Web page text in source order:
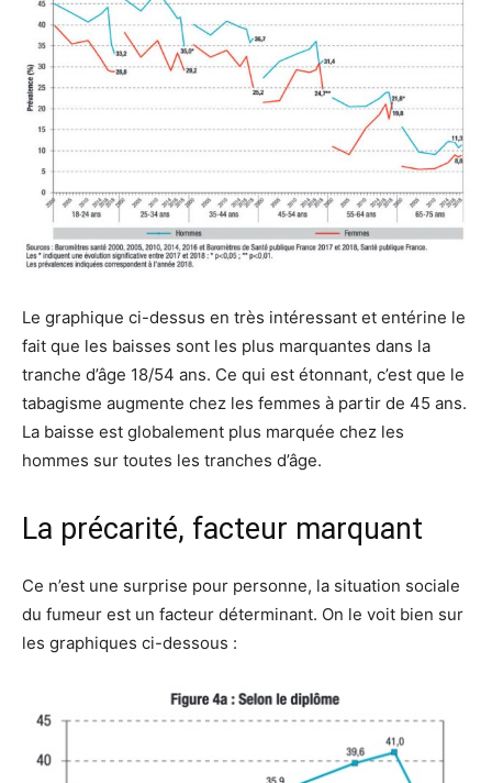
Le graphique ci-dessus en très intéressant et entérine le
fait que les baisses sont les plus marquantes dans la
tranche d’âge 18/54 ans. Ce qui est étonnant, c’est que le
tabagisme augmente chez les femmes à partir de 45 ans.
La baisse est globalement plus marquée chez les
hommes sur toutes les tranches d’âge.
La précarité, facteur marquant
Ce n’est une surprise pour personne, la situation sociale
du fumeur est un facteur déterminant. On le voit bien sur
les graphiques ci-dessous :